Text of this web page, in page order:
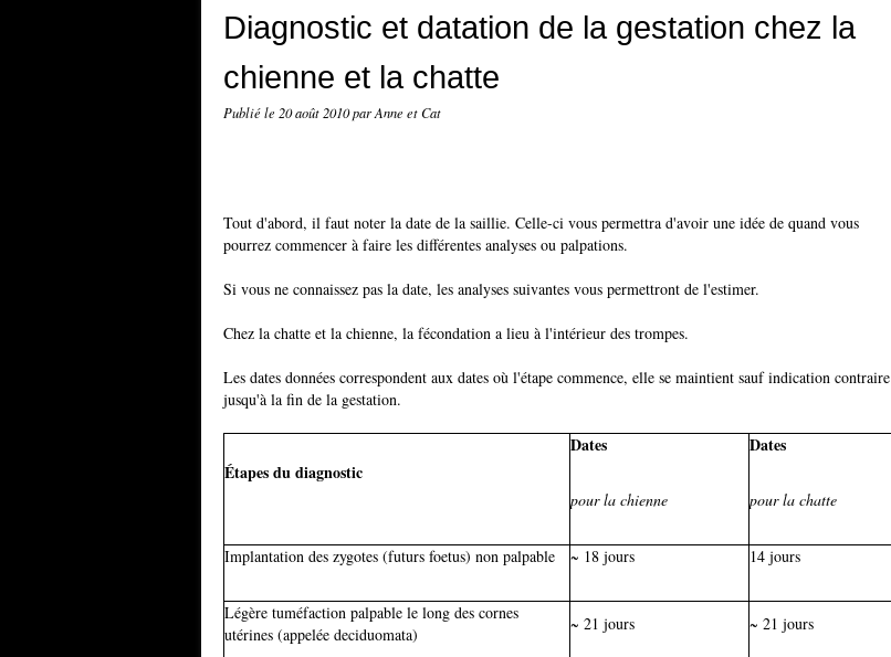
Diagnostic et datation de la gestation chez la
chienne et la chatte
Publié le 20 août 2010par Anne et Cat
Tout d'abord, il faut noter la date de la saillie. Celle-ci vous permettra d'avoir une idée de quand vous
pourrez commencer à faire les différentes analyses ou palpations.
Si vous ne connaissez pas la date, les analyses suivantes vous permettront de l'estimer.
Chez la chatte et la chienne, la fécondation a lieu à l'intérieur des trompes.
Les dates données correspondent aux dates où l'étape commence, elle se maintient sauf indication contraire
jusqu'à la fin de la gestation.
Étapes du diagnostic
Dates
pour la chienne
Dates
pour la chatte
Implantation des zygotes (futurs foetus) non palpable ~ 18 jours 14 jours
Légère tuméfaction palpable le long des cornes
utérines (appelée deciduomata)
~ 21 jours ~ 21 jours